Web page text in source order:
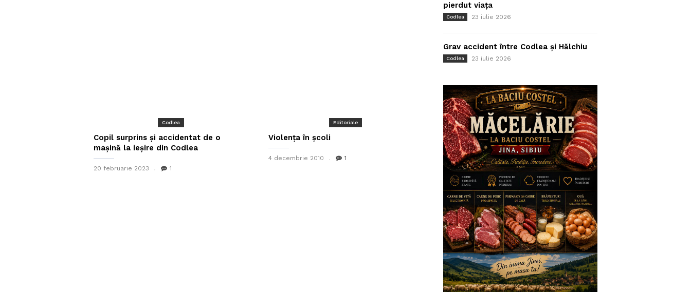
Codlea
Copil surprins și accidentat de o
mașină la ieșire din Codlea
20 februarie 2023 1
Editoriale
Violenţa în şcoli
4 decembrie 2010 1
pierdut viața
Codlea 23 iulie 2026
Grav accident între Codlea și Hălchiu
Codlea 23 iulie 2026